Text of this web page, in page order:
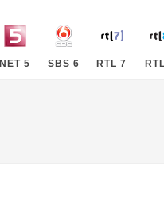
NET 5 SBS 6 RTL 7